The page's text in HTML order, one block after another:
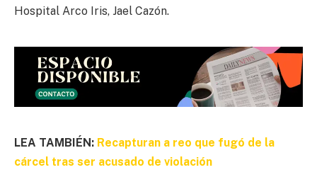
Hospital Arco Iris, Jael Cazón.
LEA TAMBIÉN: Recapturan a reo que fugó de la
cárcel tras ser acusado de violación